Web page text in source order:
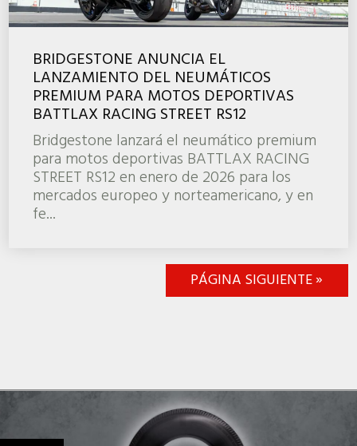
BRIDGESTONE ANUNCIA EL
LANZAMIENTO DEL NEUMÁTICOS
PREMIUM PARA MOTOS DEPORTIVAS
BATTLAX RACING STREET RS12
Bridgestone lanzará el neumático premium
para motos deportivas BATTLAX RACING
STREET RS12 en enero de 2026 para los
mercados europeo y norteamericano, y en
fe...
PÁGINA SIGUIENTE »